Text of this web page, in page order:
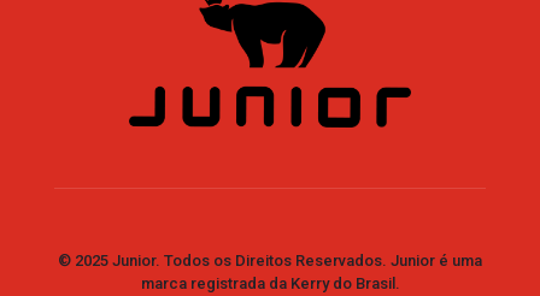
© 2025 Junior. Todos os Direitos Reservados. Junior é uma
marca registrada da Kerry do Brasil.